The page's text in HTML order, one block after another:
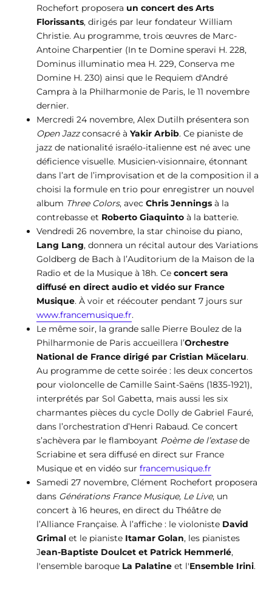
Rochefort proposera un concert des Arts
Florissants, dirigés par leur fondateur William
Christie. Au programme, trois œuvres de Marc-
Antoine Charpentier (In te Domine speravi H. 228,
Dominus illuminatio mea H. 229, Conserva me
Domine H. 230) ainsi que le Requiem d'André
Campra à la Philharmonie de Paris, le 11 novembre
dernier.
Mercredi 24 novembre, Alex Dutilh présentera son
Open Jazzconsacré à Yakir Arbib. Ce pianiste de
jazz de nationalité israélo-italienne est né avec une
déficience visuelle. Musicien-visionnaire, étonnant
dans l’art de l’improvisation et de la composition il a
choisi la formule en trio pour enregistrer un nouvel
album Three Colors, avec Chris Jennings à la
contrebasse et Roberto Giaquinto à la batterie.
Vendredi 26 novembre, la star chinoise du piano,
Lang Lang, donnera un récital autour des Variations
Goldberg de Bach à l’Auditorium de la Maison de la
Radio et de la Musique à 18h. Ce concert sera
diffusé en direct audio et vidéo sur France
Musique. À voir et réécouter pendant 7 jours sur
www.francemusique.fr.
Le même soir, la grande salle Pierre Boulez de la
Philharmonie de Paris accueillera l’Orchestre
National de France dirigé par Cristian Măcelaru.
Au programme de cette soirée : les deux concertos
pour violoncelle de Camille Saint-Saëns (1835-1921),
interprétés par Sol Gabetta, mais aussi les six
charmantes pièces du cycle Dolly de Gabriel Fauré,
dans l’orchestration d’Henri Rabaud. Ce concert
s’achèvera par le flamboyant Poème de l’extasede
Scriabine et sera diffusé en direct sur France
Musique et en vidéo sur francemusique.fr
Samedi 27 novembre, Clément Rochefort proposera
dans Générations France Musique, Le Live, un
concert à 16 heures, en direct du Théâtre de
l’Alliance Française. À l’affiche : le violoniste David
Grimal et le pianiste Itamar Golan, les pianistes
Jean-Baptiste Doulcet et Patrick Hemmerlé,
l'ensemble baroque La Palatine et l'Ensemble Irini.